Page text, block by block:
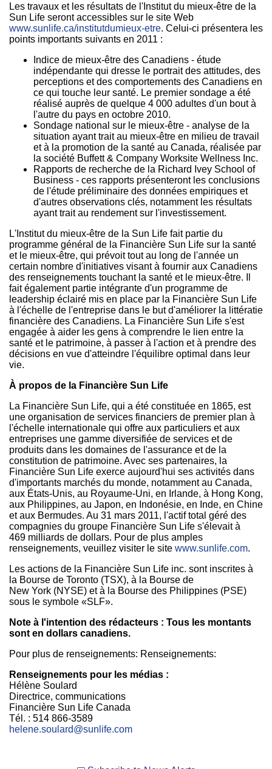
Les travaux et les résultats de l'Institut du mieux-être de la
Sun Life seront accessibles sur le site Web
www.sunlife.ca/institutdumieux-etre. Celui-ci présentera les
points importants suivants en 2011 :
Indice de mieux-être des Canadiens - étude
indépendante qui dresse le portrait des attitudes, des
perceptions et des comportements des Canadiens en
ce qui touche leur santé. Le premier sondage a été
réalisé auprès de quelque 4 000 adultes d'un bout à
l'autre du pays en octobre 2010.
Sondage national sur le mieux-être - analyse de la
situation ayant trait au mieux-être en milieu de travail
et à la promotion de la santé au Canada, réalisée par
la société Buffett & Company Worksite Wellness Inc.
Rapports de recherche de la Richard Ivey School of
Business - ces rapports présenteront les conclusions
de l'étude préliminaire des données empiriques et
d'autres observations clés, notamment les résultats
ayant trait au rendement sur l'investissement.
L'Institut du mieux-être de la Sun Life fait partie du
programme général de la Financière Sun Life sur la santé
et le mieux-être, qui prévoit tout au long de l'année un
certain nombre d'initiatives visant à fournir aux Canadiens
des renseignements touchant la santé et le mieux-être. Il
fait également partie intégrante d'un programme de
leadership éclairé mis en place par la Financière Sun Life
à l'échelle de l'entreprise dans le but d'améliorer la littératie
financière des Canadiens. La Financière Sun Life s'est
engagée à aider les gens à comprendre le lien entre la
santé et le patrimoine, à passer à l'action et à prendre des
décisions en vue d'atteindre l'équilibre optimal dans leur
vie.
À propos de la Financière Sun Life
La Financière Sun Life, qui a été constituée en 1865, est
une organisation de services financiers de premier plan à
l'échelle internationale qui offre aux particuliers et aux
entreprises une gamme diversifiée de services et de
produits dans les domaines de l'assurance et de la
constitution de patrimoine. Avec ses partenaires, la
Financière Sun Life exerce aujourd'hui ses activités dans
d'importants marchés du monde, notamment au Canada,
aux États-Unis, au Royaume-Uni, en Irlande, à Hong Kong,
aux Philippines, au Japon, en Indonésie, en Inde, en Chine
et aux Bermudes. Au 31 mars 2011, l'actif total géré des
compagnies du groupe Financière Sun Life s'élevait à
469 milliards de dollars. Pour de plus amples
renseignements, veuillez visiter le site www.sunlife.com.
Les actions de la Financière Sun Life inc. sont inscrites à
la Bourse de Toronto (TSX), à la Bourse de
New York (NYSE) et à la Bourse des Philippines (PSE)
sous le symbole «SLF».
Note à l'intention des rédacteurs : Tous les montants
sont en dollars canadiens.
Pour plus de renseignements: Renseignements:
Renseignements pour les médias :
Hélène Soulard
Directrice, communications
Financière Sun Life Canada
Tél. : 514 866-3589
helene.soulard@sunlife.com